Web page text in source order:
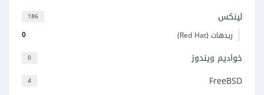
186 لينكس
0 ريدهات (Red Hat)
0 خواديم ويندوز
4 FreeBSD